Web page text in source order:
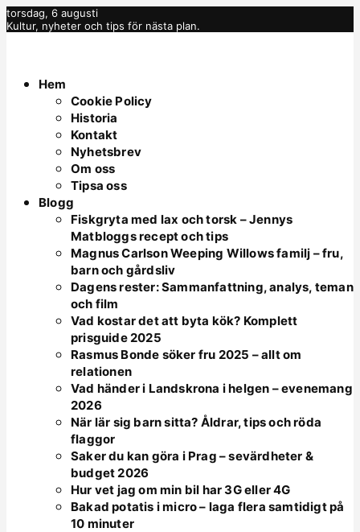
torsdag, 6 augusti
Kultur, nyheter och tips för nästa plan.
Hem
Cookie Policy
Historia
Kontakt
Nyhetsbrev
Om oss
Tipsa oss
Blogg
Fiskgryta med lax och torsk – Jennys
Matbloggs recept och tips
Magnus Carlson Weeping Willows familj – fru,
barn och gårdsliv
Dagens rester: Sammanfattning, analys, teman
och film
Vad kostar det att byta kök? Komplett
prisguide 2025
Rasmus Bonde söker fru 2025 – allt om
relationen
Vad händer i Landskrona i helgen – evenemang
2026
När lär sig barn sitta? Åldrar, tips och röda
flaggor
Saker du kan göra i Prag – sevärdheter &
budget 2026
Hur vet jag om min bil har 3G eller 4G
Bakad potatis i micro – laga flera samtidigt på
10 minuter